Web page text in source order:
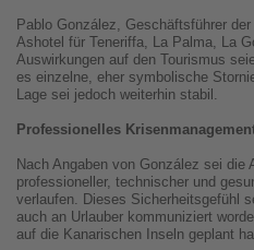
Pablo González, Geschäftsführer
Ashotel für Teneriffa, La Palma, La
Auswirkungen auf den Tourismus
es einzelne, eher symbolische
Lage sei jedoch weiterhin stabil.
Professionelles
Nach Angaben von González sei die
professioneller, technischer und
verlaufen. Dieses Sicherheitsgefühl
auch an Urlauber kommuniziert
auf die Kanarischen Inseln geplant